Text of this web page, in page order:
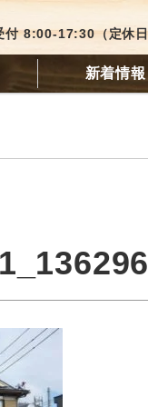
付 8:00-17:30（定休
新着情報